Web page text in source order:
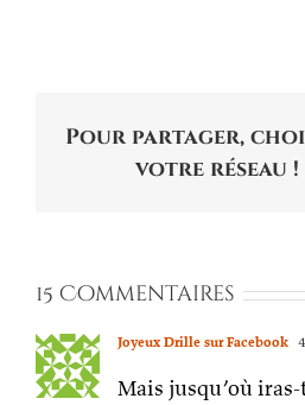
Pour partager,
votre réseau !
15 Commentaires
Joyeux Drille sur Facebook
Mais jusqu’où